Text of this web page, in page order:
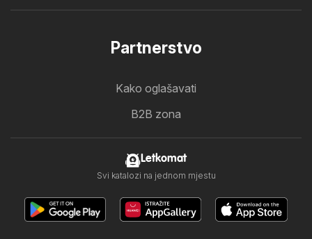
Partnerstvo
Kako oglašavati
B2B zona
Letkomat
Svi katalozi na jednom mjestu